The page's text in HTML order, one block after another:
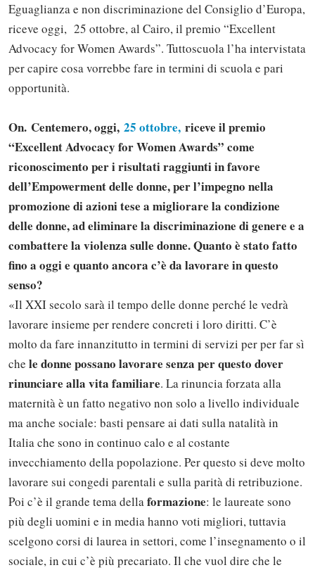
Eguaglianza e non discriminazione del Consiglio d’Europa,
riceve oggi, 25 ottobre, al Cairo, il premio “Excellent
Advocacy for Women Awards”. Tuttoscuola l’ha intervistata
per capire cosa vorrebbe fare in termini di scuola e pari
opportunità.
On. Centemero, oggi, 25 ottobre, riceve il premio
“Excellent Advocacy for Women Awards” come
riconoscimento per i risultati raggiunti in favore
dell’Empowerment delle donne, per l’impegno nella
promozione di azioni tese a migliorare la condizione
delle donne, ad eliminare la discriminazione di genere e a
combattere la violenza sulle donne. Quanto è stato fatto
fino a oggi e quanto ancora c’è da lavorare in questo
senso?
«Il XXI secolo sarà il tempo delle donne perché le vedrà
lavorare insieme per rendere concreti i loro diritti. C’è
molto da fare innanzitutto in termini di servizi per per far sì
che le donne possano lavorare senza per questo dover
rinunciare alla vita familiare. La rinuncia forzata alla
maternità è un fatto negativo non solo a livello individuale
ma anche sociale: basti pensare ai dati sulla natalità in
Italia che sono in continuo calo e al costante
invecchiamento della popolazione. Per questo si deve molto
lavorare sui congedi parentali e sulla parità di retribuzione.
Poi c’è il grande tema dellaformazione: le laureate sono
più degli uomini e in media hanno voti migliori, tuttavia
scelgono corsi di laurea in settori, come l’insegnamento o il
sociale, in cui c’è più precariato. Il che vuol dire che le